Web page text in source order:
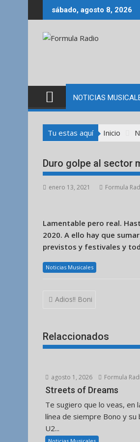
al
sábado, agosto 8, 2026
NOTICIAS
Tu estas aquí Inicio
Duro golpe al sector
enero 13, 2021 Formula
Lamentable pero real.
2020. A ello hay que
previstos y festivales y
Noticias Musicales
Navegación
Adios!! Boni
Relaccionados
agosto 1, 2026 Formula
Streets of Dreams
Te sugiero que lo veas, en
línea de siempre Bono y su
U2...